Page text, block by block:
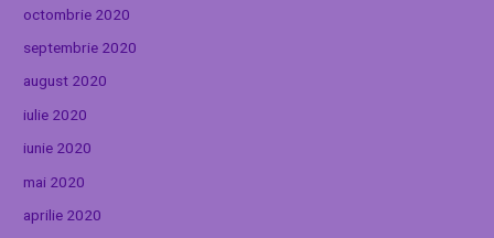
octombrie 2020
septembrie 2020
august 2020
iulie 2020
iunie 2020
mai 2020
aprilie 2020